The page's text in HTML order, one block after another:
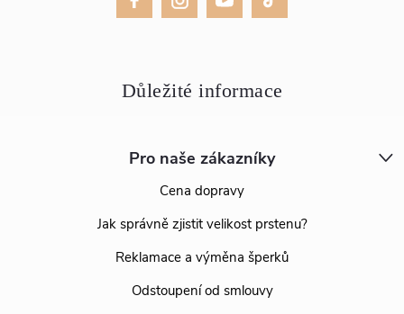
Pro naše zákazníky
Cena dopravy
Jak správně zjistit velikost prstenu?
Reklamace a výměna šperků
Odstoupení od smlouvy